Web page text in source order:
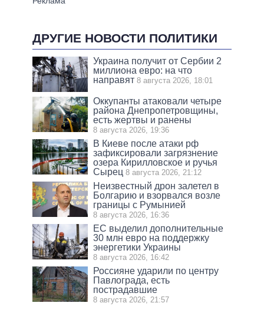
ДРУГИЕ НОВОСТИ ПОЛИТИКИ
Украина получит от Сербии 2
миллиона евро: на что
направят 8 августа 2026, 18:01
Оккупанты атаковали четыре
района Днепропетровщины,
есть жертвы и ранены
8 августа 2026, 19:36
В Киеве после атаки рф
зафиксировали загрязнение
озера Кирилловское и ручья
Сырец 8 августа 2026, 21:12
Неизвестный дрон залетел в
Болгарию и взорвался возле
границы с Румынией
8 августа 2026, 16:36
ЕС выделил дополнительные
30 млн евро на поддержку
энергетики Украины
8 августа 2026, 16:42
Россияне ударили по центру
Павлограда, есть
пострадавшие
8 августа 2026, 21:57